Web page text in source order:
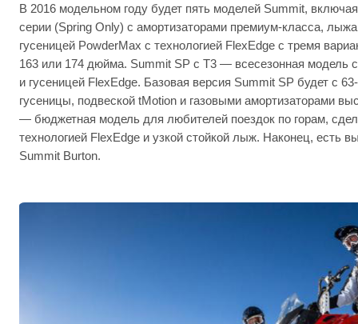
В 2016 модельном году будет пять моделей Summit,
серии (Spring Only) с амортизаторами премиум-класса,
гусеницей PowderMax с технологией FlexEdge с тремя
163 или 174 дюйма. Summit SP с T3 — всесезонная модель
и гусеницей FlexEdge. Базовая версия Summit SP будет с
гусеницы, подвеской tMotion и газовыми амортизаторами
— бюджетная модель для любителей поездок по горам,
технологией FlexEdge и узкой стойкой лыж. Наконец, есть
Summit Burton.